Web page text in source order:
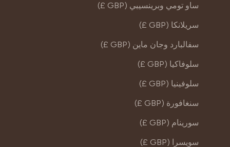
ساو تومي وبرينسيبي (GBP £)
سريلانكا (GBP £)
سفالبارد وجان ماين (GBP £)
سلوفاكيا (GBP £)
سلوفينيا (GBP £)
سنغافورة (GBP £)
سورينام (GBP £)
سويسرا (GBP £)